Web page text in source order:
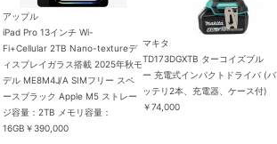
アップル
iPad Pro 13インチ Wi-
Fi+Cellular 2TB Nano-textureデ
ィスプレイガラス搭載 2025年秋モ
デル ME8M4J/A SIMフリー スペ
ースブラック Apple M5 ストレー
ジ容量：2TB メモリ容量：
16GB ￥390,000
マキタ
TD173DGXTB ターコイズブル
ー 充電式インパクトドライバ (バ
ッテリ2本、充電器、ケース付)
￥74,000